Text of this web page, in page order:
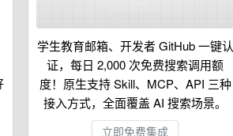
学生教育邮箱、开发者 GitHub 一键认
证，每日 2,000 次免费搜索调用额
度！原生支持 Skill、MCP、API 三种
接入方式，全面覆盖 AI 搜索场景。
立即免费集成